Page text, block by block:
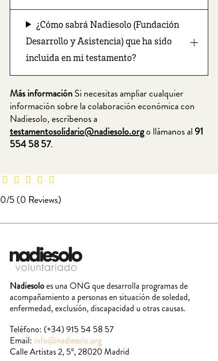
¿Cómo sabrá Nadiesolo (Fundación
Desarrollo y Asistencia) que ha sido
incluida en mi testamento?
Más informaciónSi necesitas ampliar cualquier
información sobre la colaboración económica con
Nadiesolo, escríbenos a
testamentosolidario@nadiesolo.orgo llámanos al91
554 58 57.
0/5 (0 Reviews)
Nadiesoloes una ONG que desarrolla programas de
acompañamiento a personas en situación de soledad,
enfermedad, exclusión, discapacidad u otras causas.
Teléfono: (+34) 915 54 58 57
Email: info@nadiesolo.org
Calle Artistas 2, 5º, 28020 Madrid